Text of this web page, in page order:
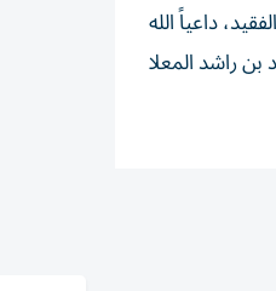
داعياً الله
راشد المعلا